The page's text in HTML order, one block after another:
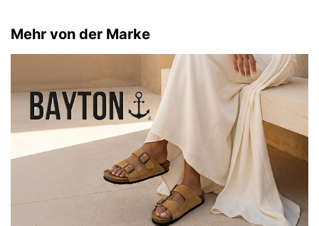
Mehr von der Marke